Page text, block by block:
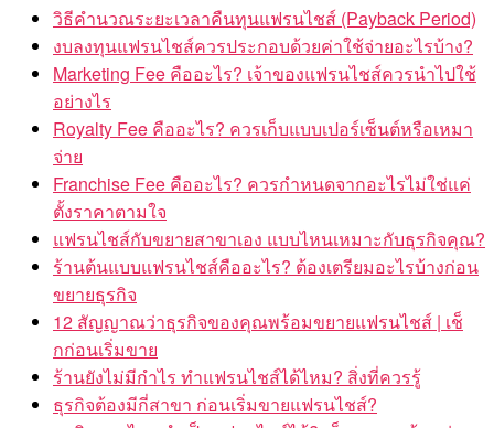
วิธีคำนวณระยะเวลาคืนทุนแฟรนไชส์ (Payback Period)
งบลงทุนแฟรนไชส์ควรประกอบด้วยค่าใช้จ่ายอะไรบ้าง?
Marketing Fee คืออะไร? เจ้าของแฟรนไชส์ควรนำไปใช้
อย่างไร
Royalty Fee คืออะไร? ควรเก็บแบบเปอร์เซ็นต์หรือเหมา
จ่าย
Franchise Fee คืออะไร? ควรกำหนดจากอะไรไม่ใช่แค่
ตั้งราคาตามใจ
แฟรนไชส์กับขยายสาขาเอง แบบไหนเหมาะกับธุรกิจคุณ?
ร้านต้นแบบแฟรนไชส์คืออะไร? ต้องเตรียมอะไรบ้างก่อน
ขยายธุรกิจ
12 สัญญาณว่าธุรกิจของคุณพร้อมขยายแฟรนไชส์ | เช็
กก่อนเริ่มขาย
ร้านยังไม่มีกำไร ทำแฟรนไชส์ได้ไหม? สิ่งที่ควรรู้
ธุรกิจต้องมีกี่สาขา ก่อนเริ่มขายแฟรนไชส์?